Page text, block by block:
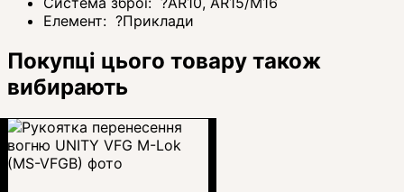
Елемент: ?Приклади
Покупці цього товару також
вибирають